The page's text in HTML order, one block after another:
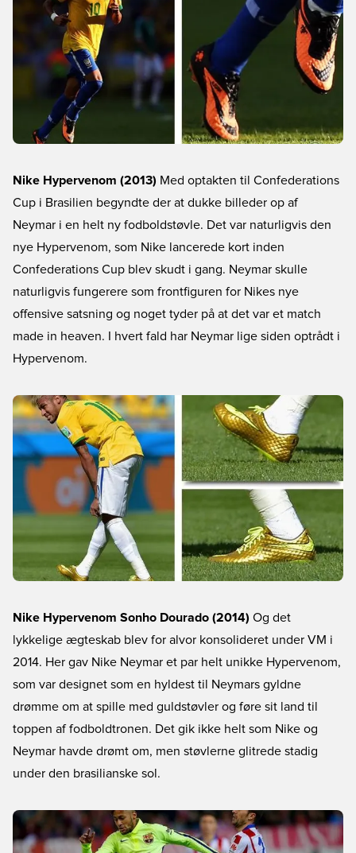
Nike Hypervenom (2013) Med optakten til Confederations
Cup i Brasilien begyndte der at dukke billeder op af
Neymar i en helt ny fodboldstøvle. Det var naturligvis den
nye Hypervenom, som Nike lancerede kort inden
Confederations Cup blev skudt i gang. Neymar skulle
naturligvis fungerere som frontfiguren for Nikes nye
offensive satsning og noget tyder på at det var et match
made in heaven. I hvert fald har Neymar lige siden optrådt i
Hypervenom.
Nike Hypervenom Sonho Dourado (2014) Og det
lykkelige ægteskab blev for alvor konsolideret under VM i
2014. Her gav Nike Neymar et par helt unikke Hypervenom,
som var designet som en hyldest til Neymars gyldne
drømme om at spille med guldstøvler og føre sit land til
toppen af fodboldtronen. Det gik ikke helt som Nike og
Neymar havde drømt om, men støvlerne glitrede stadig
under den brasilianske sol.